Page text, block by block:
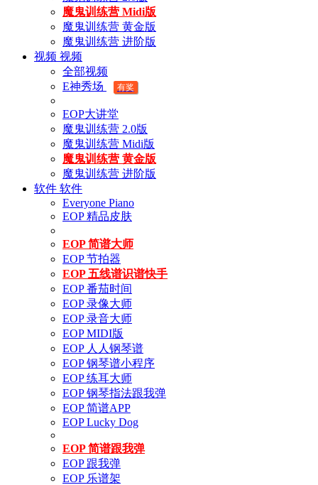
魔鬼训练营 Midi版
魔鬼训练营 黄金版
魔鬼训练营 进阶版
视频 视频
全部视频
E神秀场
有奖
EOP大讲堂
魔鬼训练营 2.0版
魔鬼训练营 Midi版
魔鬼训练营 黄金版
魔鬼训练营 进阶版
软件 软件
Everyone Piano
EOP 精品皮肤
EOP 简谱大师
EOP 节拍器
EOP 五线谱识谱快手
EOP 番茄时间
EOP 录像大师
EOP 录音大师
EOP MIDI版
EOP 人人钢琴谱
EOP 钢琴谱小程序
EOP 练耳大师
EOP 钢琴指法跟我弹
EOP 简谱APP
EOP Lucky Dog
EOP 简谱跟我弹
EOP 跟我弹
EOP 乐谱架